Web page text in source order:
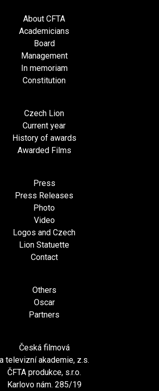
About CFTA
Academicians
Board
Management
In memoriam
Constitution
Czech Lion
Current year
History of awards
Awarded Films
Press
Press Releases
Photo
Video
Logos and Czech
Lion Statuette
Contact
Others
Oscar
Partners
Česká filmová
a televizní akademie, z.s.
ČFTA produkce, s.r.o.
Karlovo nám. 285/19